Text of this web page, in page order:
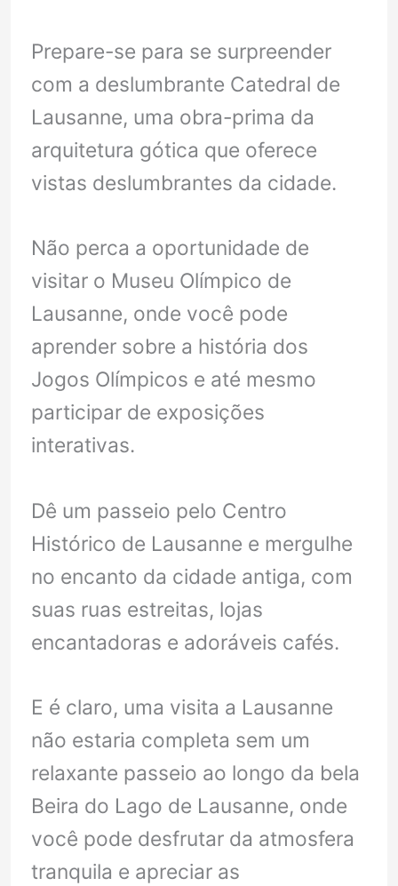
Prepare-se para se surpreender
com a deslumbrante Catedral de
Lausanne, uma obra-prima da
arquitetura gótica que oferece
vistas deslumbrantes da cidade.
Não perca a oportunidade de
visitar o Museu Olímpico de
Lausanne, onde você pode
aprender sobre a história dos
Jogos Olímpicos e até mesmo
participar de exposições
interativas.
Dê um passeio pelo Centro
Histórico de Lausanne e mergulhe
no encanto da cidade antiga, com
suas ruas estreitas, lojas
encantadoras e adoráveis cafés.
E é claro, uma visita a Lausanne
não estaria completa sem um
relaxante passeio ao longo da bela
Beira do Lago de Lausanne, onde
você pode desfrutar da atmosfera
tranquila e apreciar as